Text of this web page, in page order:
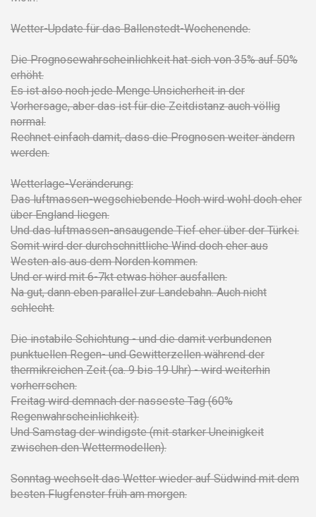
Wetter-Update für das Ballenstedt-Wochenende.
Die Prognosewahrscheinlichkeit hat sich von 35% auf 50%
erhöht.
Es ist also noch jede Menge Unsicherheit in der
Vorhersage, aber das ist für die Zeitdistanz auch völlig
normal.
Rechnet einfach damit, dass die Prognosen weiter ändern
werden.
Wetterlage-Veränderung:
Das luftmassen-wegschiebende Hoch wird wohl doch eher
über England liegen.
Und das luftmassen-ansaugende Tief eher über der Türkei.
Somit wird der durchschnittliche Wind doch eher aus
Westen als aus dem Norden kommen.
Und er wird mit 6-7kt etwas höher ausfallen.
Na gut, dann eben parallel zur Landebahn. Auch nicht
schlecht.
Die instabile Schichtung - und die damit verbundenen
punktuellen Regen- und Gewitterzellen während der
thermikreichen Zeit (ca. 9 bis 19 Uhr) - wird weiterhin
vorherrschen.
Freitag wird demnach der nasseste Tag (60%
Regenwahrscheinlichkeit).
Und Samstag der windigste (mit starker Uneinigkeit
zwischen den Wettermodellen).
Sonntag wechselt das Wetter wieder auf Südwind mit dem
besten Flugfenster früh am morgen.